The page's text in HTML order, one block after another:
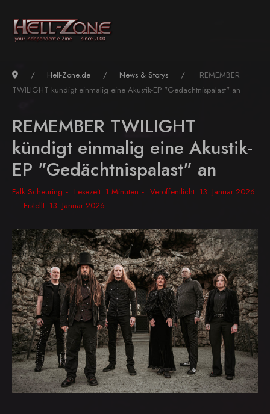
Hell-Zone.de News & Storys
REMEMBER
TWILIGHT kündigt einmalig eine Akustik-EP "Gedächtnispalast" an
REMEMBER TWILIGHT
kündigt einmalig eine Akustik-
EP "Gedächtnispalast" an
Falk Scheuring Lesezeit: 1 Minuten
Veröffentlicht: 13. Januar 2026
Erstellt: 13. Januar 2026